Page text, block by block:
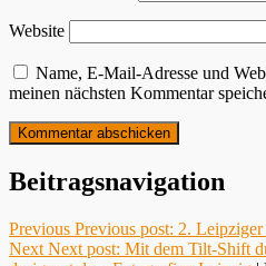
Website
Name, E-Mail-Adresse und
meinen nächsten Kommentar
Beitragsnavigation
Previous Previous post: 2.
Next Next post: Mit dem Tilt-Shift